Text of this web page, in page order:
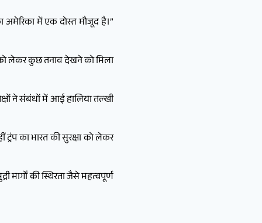
अमेरिका में एक दोस्त मौजूद है।”
को लेकर कुछ तनाव देखने को मिला
ने संबंधों में आई हालिया तल्खी
ट्रंप का भारत की सुरक्षा को लेकर
मार्गों की स्थिरता जैसे महत्वपूर्ण